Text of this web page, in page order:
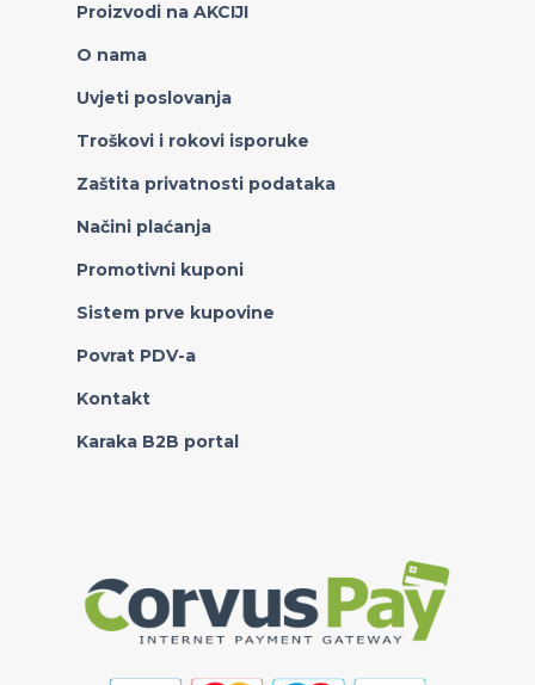
Proizvodi na AKCIJI
O nama
Uvjeti poslovanja
Troškovi i rokovi isporuke
Zaštita privatnosti podataka
Načini plaćanja
Promotivni kuponi
Sistem prve kupovine
Povrat PDV-a
Kontakt
Karaka B2B portal